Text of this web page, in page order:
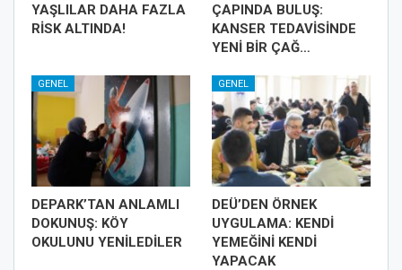
YAŞLILAR DAHA FAZLA
RİSK ALTINDA!
ÇAPINDA BULUŞ:
KANSER TEDAVİSİNDE
YENİ BİR ÇAĞ…
GENEL
DEPARK’TAN ANLAMLI
DOKUNUŞ: KÖY
OKULUNU YENİLEDİLER
GENEL
DEÜ’DEN ÖRNEK
UYGULAMA: KENDİ
YEMEĞİNİ KENDİ
YAPACAK